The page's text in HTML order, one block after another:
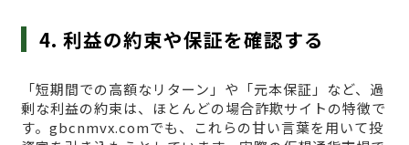
4. 利益の約束や保証を確認する
「短期間での高額なリターン」や「元本保証」など、過
剰な利益の約束は、ほとんどの場合詐欺サイトの特徴で
す。gbcnmvx.comでも、これらの甘い言葉を用いて投